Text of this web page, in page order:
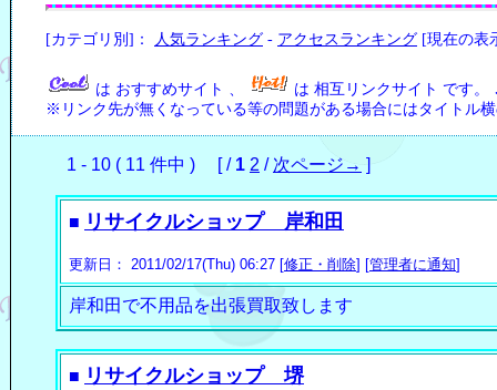
[カテゴリ別]： 人気ランキング - アクセスランキング [現在の表
は おすすめサイト 、 は 相互リンクサイト です。
※リンク先が無くなっている等の問題がある場合にはタイトル
1 - 10 ( 11 件中 ) [ / 1 2 / 次ページ→ ]
■ リサイクルショップ 岸和田
更新日： 2011/02/17(Thu) 06:27 [修正・削除] [管理者に通知]
岸和田で不用品を出張買取致します
■ リサイクルショップ 堺